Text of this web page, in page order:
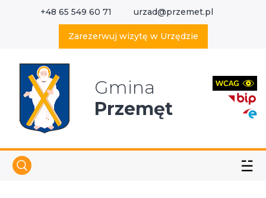
+48 65 549 60 71 urzad@przemet.pl
Zarezerwuj wizytę w Urzędzie
Gmina
Przemęt
☱
Wyszukaj w serwisie